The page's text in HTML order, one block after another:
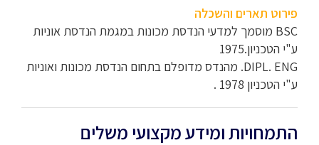
פירוט תארים והשכלה
BSC מוסמך למדעי הנדסת מכונות במגמת הנדסת אוניות
ע"י הטכניון.1975
DIPL. ENG. מהנדס מדופלם בתחום הנדסת מכונות ואוניות
ע"י הטכניון 1978 .
התמחויות ומידע מקצועי משלים